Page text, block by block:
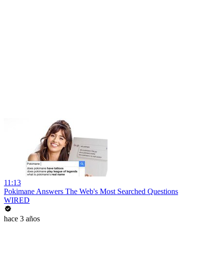
11:13
Pokimane Answers The Web's Most Searched Questions
WIRED
hace 3 años